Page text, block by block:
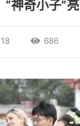
神奇小子”
686